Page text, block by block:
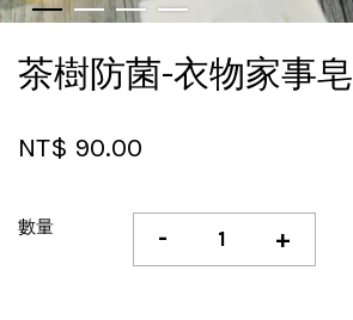
茶樹防菌-衣物家事皂
NT$ 90.00
數量 - +